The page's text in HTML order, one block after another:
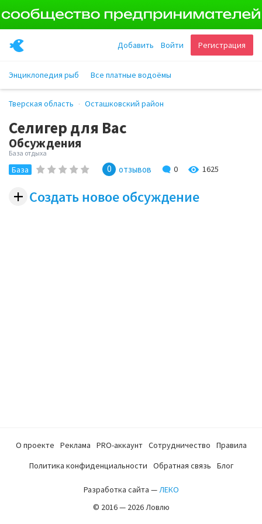
Регистрация
Войти
Добавить
Энциклопедия рыб Все платные водоёмы
Тверская область Осташковский район
Селигер для Вас
Обсуждения
База отдыха
База 0 отзывов 0 1625
+ Создать новое обсуждение
О проекте Реклама PRO-аккаунт Сотрудничество
Правила
Политика конфиденциальности
Обратная связь Блог
Разработка сайта —ЛЕКО
© 2016 — 2026 Ловлю